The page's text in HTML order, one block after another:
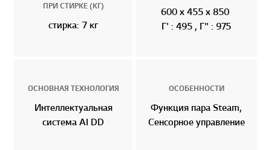
ПРИ СТИРКЕ (КГ)
стирка: 7 кг
600 x 455 x 850
Г' : 495 , Г" : 975
ОСНОВНАЯ ТЕХНОЛОГИЯ
Интеллектуальная
система AI DD
ОСОБЕННОСТИ
Функция пара Steam,
Сенсорное управление